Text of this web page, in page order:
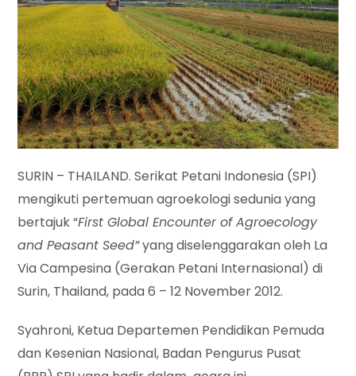
SURIN – THAILAND. Serikat Petani Indonesia (SPI)
mengikuti pertemuan agroekologi sedunia yang
bertajuk “First Global Encounter of Agroecology
and Peasant Seed”yang diselenggarakan oleh La
Via Campesina (Gerakan Petani Internasional) di
Surin, Thailand, pada 6 – 12 November 2012.
Syahroni, Ketua Departemen Pendidikan Pemuda
dan Kesenian Nasional, Badan Pengurus Pusat